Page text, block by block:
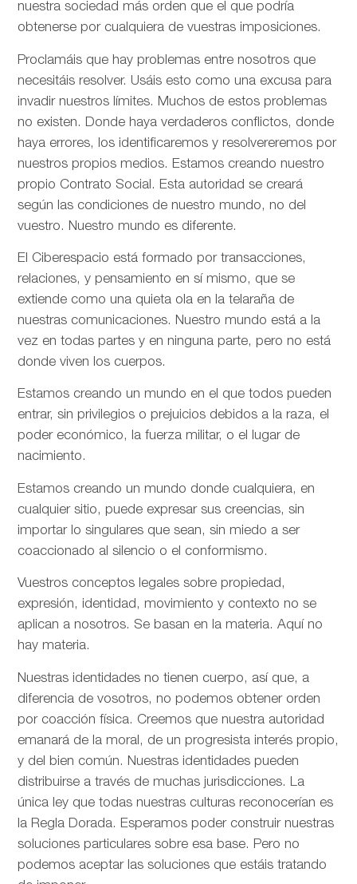
nuestra sociedad más orden que el que podría
obtenerse por cualquiera de vuestras imposiciones.
Proclamáis que hay problemas entre nosotros que
necesitáis resolver. Usáis esto como una excusa para
invadir nuestros límites. Muchos de estos problemas
no existen. Donde haya verdaderos conflictos, donde
haya errores, los identificaremos y resolvereremos por
nuestros propios medios. Estamos creando nuestro
propio Contrato Social. Esta autoridad se creará
según las condiciones de nuestro mundo, no del
vuestro. Nuestro mundo es diferente.
El Ciberespacio está formado por transacciones,
relaciones, y pensamiento en sí mismo, que se
extiende como una quieta ola en la telaraña de
nuestras comunicaciones. Nuestro mundo está a la
vez en todas partes y en ninguna parte, pero no está
donde viven los cuerpos.
Estamos creando un mundo en el que todos pueden
entrar, sin privilegios o prejuicios debidos a la raza, el
poder económico, la fuerza militar, o el lugar de
nacimiento.
Estamos creando un mundo donde cualquiera, en
cualquier sitio, puede expresar sus creencias, sin
importar lo singulares que sean, sin miedo a ser
coaccionado al silencio o el conformismo.
Vuestros conceptos legales sobre propiedad,
expresión, identidad, movimiento y contexto no se
aplican a nosotros. Se basan en la materia. Aquí no
hay materia.
Nuestras identidades no tienen cuerpo, así que, a
diferencia de vosotros, no podemos obtener orden
por coacción física. Creemos que nuestra autoridad
emanará de la moral, de un progresista interés propio,
y del bien común. Nuestras identidades pueden
distribuirse a través de muchas jurisdicciones. La
única ley que todas nuestras culturas reconocerían es
la Regla Dorada. Esperamos poder construir nuestras
soluciones particulares sobre esa base. Pero no
podemos aceptar las soluciones que estáis tratando